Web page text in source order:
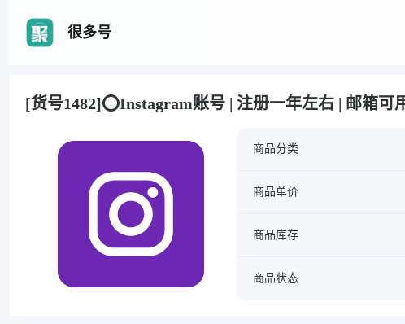
很多号
[货号1482]⭕️Instagram账号 | 注册一年左右 | 邮箱可
商品分类
商品单价
商品库存
商品状态